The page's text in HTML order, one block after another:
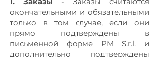
окончательными и обязательными
только в том случае, если они
прямо подтверждены в
письменной форме PM S.r.l. и
дополнительно подтверждены